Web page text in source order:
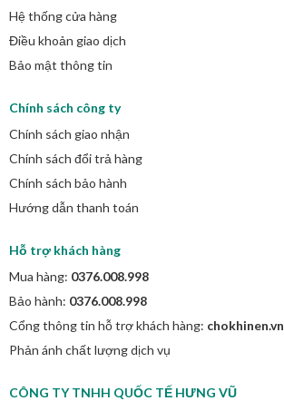
Hệ thống cửa hàng
Điều khoản giao dịch
Bảo mật thông tin
Chính sách công ty
Chính sách giao nhận
Chính sách đổi trả hàng
Chính sách bảo hành
Hướng dẫn thanh toán
Hỗ trợ khách hàng
Mua hàng: 0376.008.998
Bảo hành: 0376.008.998
Cổng thông tin hỗ trợ khách hàng: chokhinen.vn
Phản ánh chất lượng dịch vụ
CÔNG TY TNHH QUỐC TẾ HƯNG VŨ